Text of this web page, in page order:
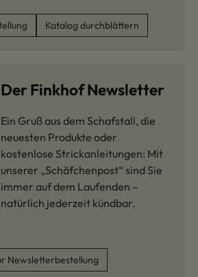
Katalog durchblättern
Der Finkhof Newsletter
Ein Gruß aus dem Schafstall, die
neuesten Produkte oder
kostenlose Strickanleitungen: Mit
unserer „Schäfchenpost“ sind Sie
immer auf dem Laufenden –
natürlich jederzeit kündbar.
Newsletterbestellung